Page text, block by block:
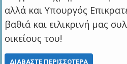
αλλά και Υπουργός
βαθιά και ειλικρινή μας
οικείους του!
ΔΙΑΒΆΣΤΕ ΠΕΡΙΣΣΌΤΕΡΑ